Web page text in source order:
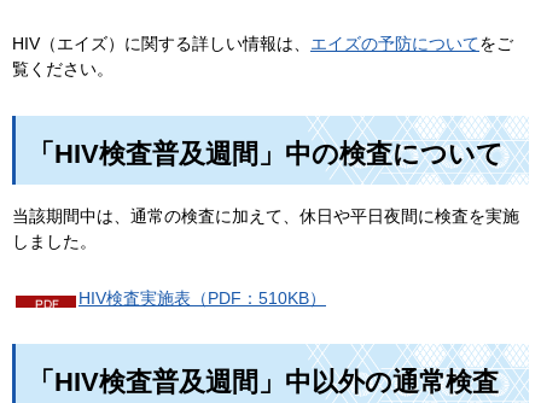
HIV（エイズ）に関する詳しい情報は、 エイズの予防についてをご
覧ください。
「HIV検査普及週間」中の検査について
当該期間中は、通常の検査に加えて、休日や平日夜間に検査を実施
しました。
HIV検査実施表（PDF：510KB）
「HIV検査普及週間」中以外の通常検査